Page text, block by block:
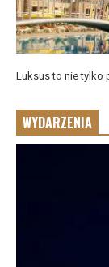
Luksus to nie tylko
WYDARZENIA